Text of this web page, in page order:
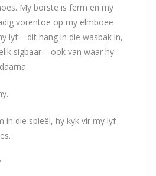
My borste is ferm en my
vorentoe op my elmboeë
lyf – dit hang in die wasbak in,
sigbaar – ook van waar hy
in die spieël, hy kyk vir my lyf